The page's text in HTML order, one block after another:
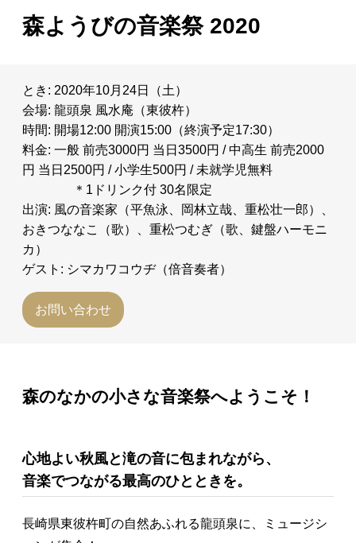
森ようびの音楽祭 2020
とき: 2020年10月24日（土）
会場: 龍頭泉 風水庵（東彼杵）
時間: 開場12:00 開演15:00（終演予定17:30）
料金: 一般 前売3000円 当日3500円 / 中高生 前売2000
円 当日2500円 / 小学生500円 / 未就学児無料
＊1ドリンク付 30名限定
出演: 風の音楽家（平魚泳、岡林立哉、重松壮一郎）、
おきつななこ（歌）、重松つむぎ（歌、鍵盤ハーモニ
カ）
ゲスト: シマカワコウヂ（倍音奏者）
お問い合わせ
森のなかの小さな音楽祭へようこそ！
心地よい秋風と滝の音に包まれながら、
音楽でつながる最高のひとときを。
長崎県東彼杵町の自然あふれる龍頭泉に、ミュージシ